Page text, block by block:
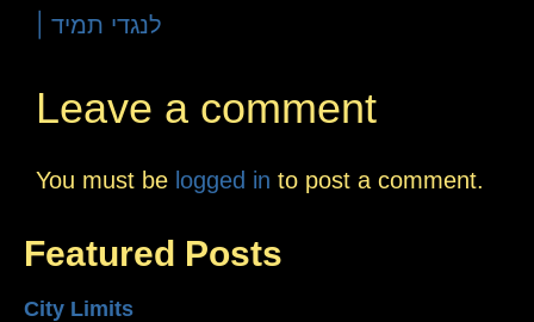
| לנגדי תמיד
Leave a comment
You must be logged in to post a comment.
Featured Posts
City Limits